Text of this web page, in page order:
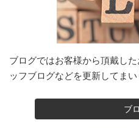
ブログではお客様から頂戴し
ッフブログなどを更新してまい
ブ